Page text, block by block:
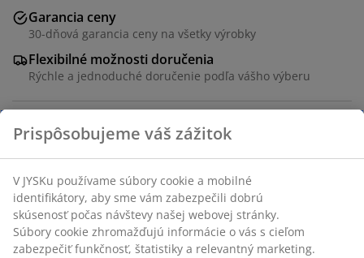
Garancia ceny
30-dňová garancia ceny na všetky výrobky
Flexibilné možnosti doručenia
Rýchle a jednoduché doručenie podľa vášho výberu
SKU: 2786301
Špecifikácie
Prispôsobujeme váš zážitok
V JYSKu používame súbory cookie a mobilné
identifikátory, aby sme vám zabezpečili dobrú
skúsenosť počas návštevy našej webovej stránky.
Súbory cookie zhromažďujú informácie o vás s cieľom
zabezpečiť funkčnosť, štatistiky a relevantný marketing.